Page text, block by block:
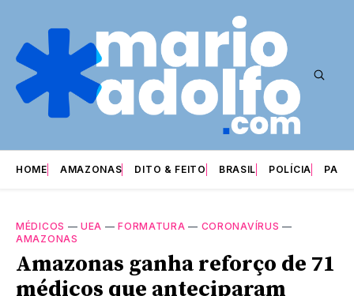
HOME AMAZONAS DITO & FEITO BRASIL POLÍCIA
MÉDICOS —UEA —FORMATURA — CORONAVÍRUS —
AMAZONAS
Amazonas ganha reforço de 71
médicos que anteciparam